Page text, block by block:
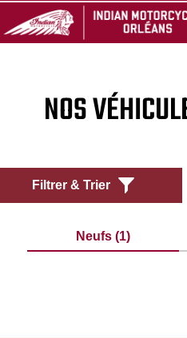
NOS
Filtrer & Trier
Neufs (1)